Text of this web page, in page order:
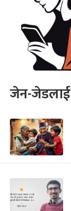
जेन-जेडलाई